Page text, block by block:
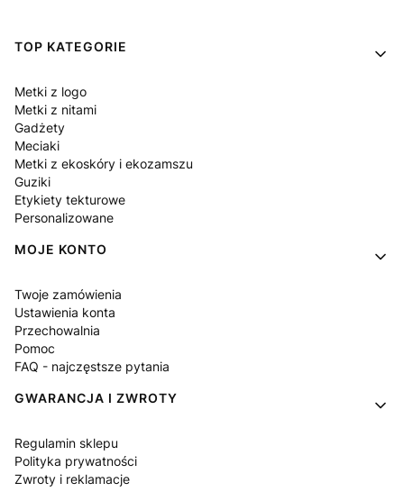
Linki w stopce
TOP KATEGORIE
Metki z logo
Metki z nitami
Gadżety
Meciaki
Metki z ekoskóry i ekozamszu
Guziki
Etykiety tekturowe
Personalizowane
MOJE KONTO
Twoje zamówienia
Ustawienia konta
Przechowalnia
Pomoc
FAQ - najczęstsze pytania
GWARANCJA I ZWROTY
Regulamin sklepu
Polityka prywatności
Zwroty i reklamacje